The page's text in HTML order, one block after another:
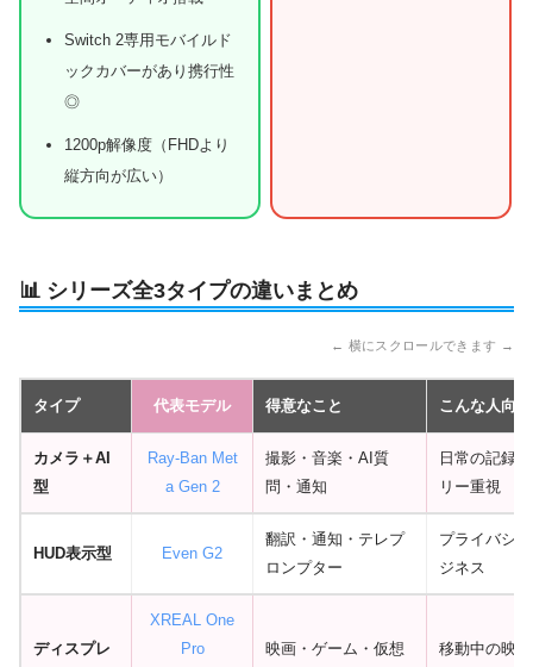
Switch 2専用モバイルド
ックカバーがあり携行性
◎
1200p解像度（FHDより
縦方向が広い）
📊 シリーズ全3タイプの違いまとめ
← 横にスクロールできます →
タイプ 代表モデル 得意なこと こんな人向け
カメラ＋AI
型
Ray-Ban Met
a Gen 2
撮影・音楽・AI質
問・通知
日常の記録
リー重視
HUD表示型 Even G2
翻訳・通知・テレプ
ロンプター
プライバシ
ジネス
ディスプレ
XREAL One
Pro
映画・ゲーム・仮想
移動中の映